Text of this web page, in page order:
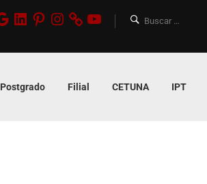
Postgrado Filial CETUNA IPT